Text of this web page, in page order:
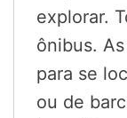
explorar.
ônibus.
para se
ou de